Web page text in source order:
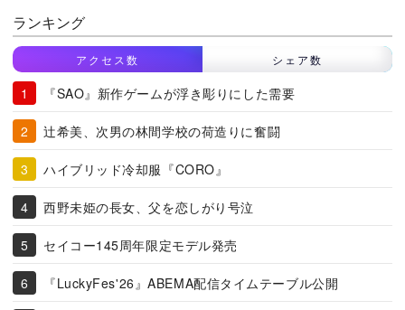
ランキング
アクセス数 シェア数
『SAO』新作ゲームが浮き彫りにした需要
辻希美、次男の林間学校の荷造りに奮闘
ハイブリッド冷却服『CORO』
西野未姫の長女、父を恋しがり号泣
セイコー145周年限定モデル発売
『LuckyFes'26』ABEMA配信タイムテーブル公開